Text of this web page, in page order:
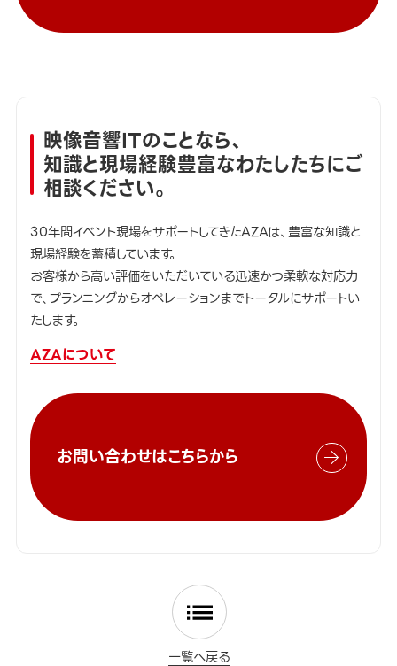
映像音響ITのことなら、
知識と現場経験豊富なわたしたちにご
相談ください。
30年間イベント現場をサポートしてきたAZAは、豊富な知識と
現場経験を蓄積しています。
お客様から高い評価をいただいている迅速かつ柔軟な対応力
で、プランニングからオペレーションまでトータルにサポートい
たします。
AZAについて
お問い合わせはこちらから
一覧へ戻る